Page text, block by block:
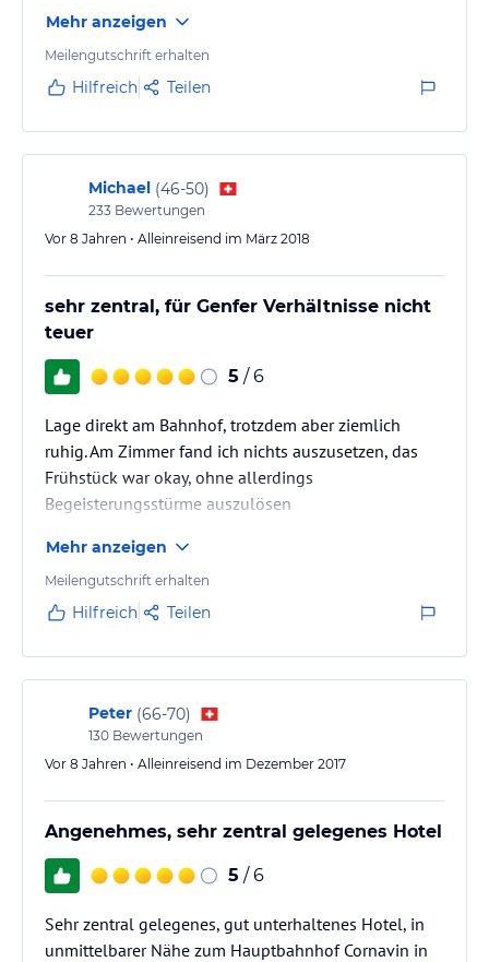
Mehr anzeigen
Meilengutschrift erhalten
Hilfreich Teilen
Michael (46-50)
233 Bewertungen
Vor 8 Jahren • Alleinreisend im März 2018
sehr zentral, für Genfer Verhältnisse nicht
teuer
5 / 6
Lage direkt am Bahnhof, trotzdem aber ziemlich
ruhig. Am Zimmer fand ich nichts auszusetzen, das
Frühstück war okay, ohne allerdings
Begeisterungsstürme auszulösen
Mehr anzeigen
Meilengutschrift erhalten
Hilfreich Teilen
Peter (66-70)
130 Bewertungen
Vor 8 Jahren • Alleinreisend im Dezember 2017
Angenehmes, sehr zentral gelegenes Hotel
5 / 6
Sehr zentral gelegenes, gut unterhaltenes Hotel, in
unmittelbarer Nähe zum Hauptbahnhof Cornavin in